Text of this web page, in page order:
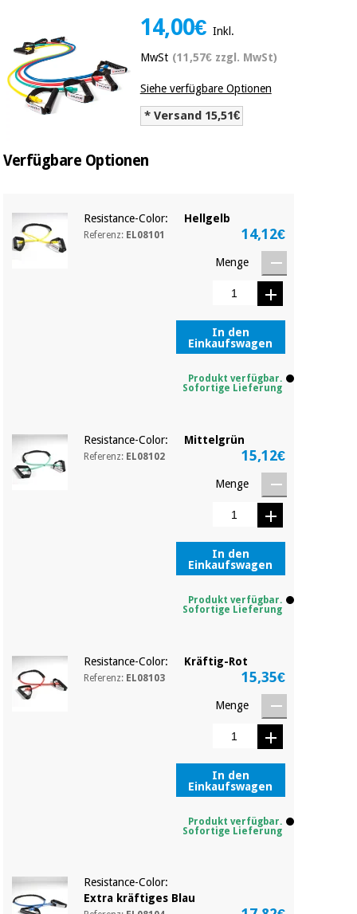
Angebote
Outlet
medizin
Klinische
möbel
schränke
für
coronaviren
Veterinärmedizin
Nachricht
Angebote
Traditionelle
chinesische
medizin
Klinische
Therapeutische
schränke
pilates
Orthopädie
14,00€ Inkl.
MwSt (11,57€ zzgl. MwSt)
Siehe verfügbare Optionen
* Versand 15,51€
Verfügbare Optionen
Resistance-Color: Hellgelb
Referenz: EL08101 14,12€
Menge
In den
Einkaufswagen
Produkt verfügbar.
Sofortige Lieferung
Resistance-Color: Mittelgrün
Referenz: EL08102 15,12€
Menge
In den
Einkaufswagen
Produkt verfügbar.
Sofortige Lieferung
Resistance-Color: Kräftig-Rot
Referenz: EL08103 15,35€
Menge
In den
Einkaufswagen
Produkt verfügbar.
Sofortige Lieferung
Resistance-Color:
Extra kräftiges Blau